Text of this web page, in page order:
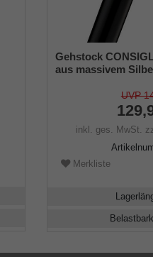
Gehstock
aus massivem
aufgesetzt auf
schwarz
UVP
inkl. ges. MwSt.
Merkliste